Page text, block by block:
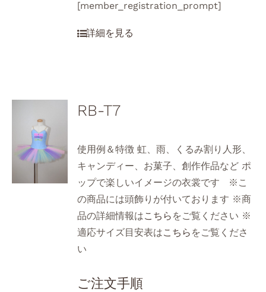
[member_registration_prompt]
RB-T7
使用例＆特徴 虹、雨、くるみ割り人形、
キャンディー、お菓子、創作作品など ポ
ップで楽しいイメージの衣裳です ※こ
の商品には頭飾りが付いております ※商
品の詳細情報はこちら をご覧ください ※
適応サイズ目安表はこちら をご覧くださ
い
ご注文手順